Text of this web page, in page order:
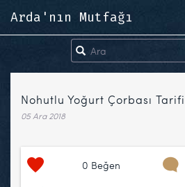
Arda'nın Mutfağı
Nohutlu Yoğurt Çorbası
05 Ara 2018
0 Beğen